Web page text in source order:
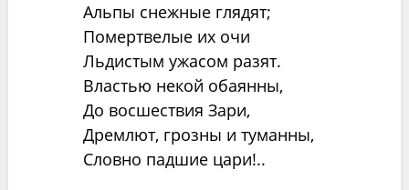
Альпы снежные глядят;
Помертвелые их очи
Льдистым ужасом разят.
Властью некой обаянны,
До восшествия Зари,
Дремлют, грозны и туманны,
Словно падшие цари!..